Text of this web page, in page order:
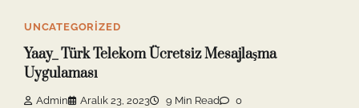
UNCATEGORIZED
Yaay_ Türk Telekom Ücretsiz Mesajlaşma
Uygulaması
Admin Aralık 23, 2023 9 Min Read 0